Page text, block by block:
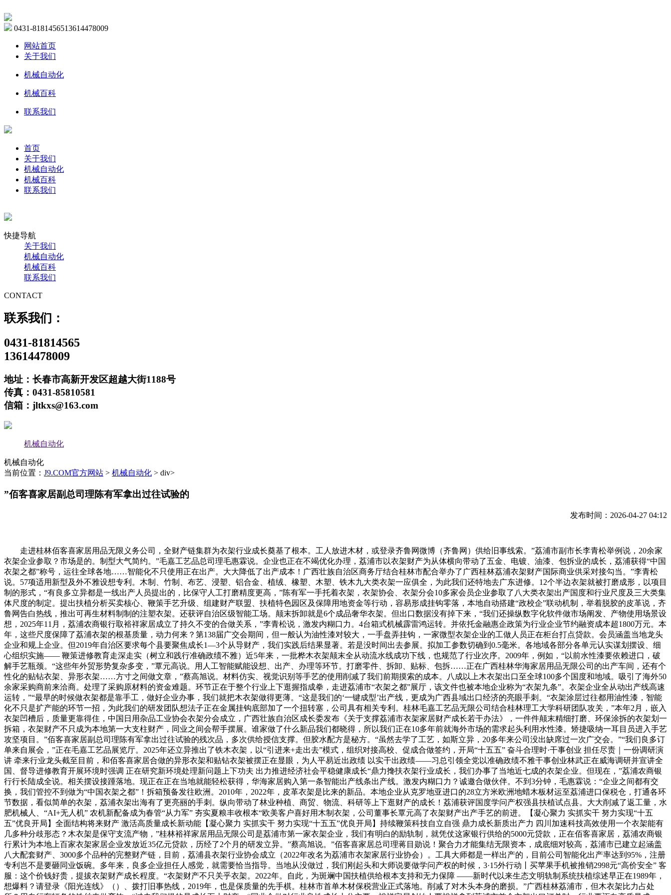
0431-8181456513614478009
网站首页
关于我们
机械自动化
机械百科
联系我们
首页
关于我们
机械自动化
机械百科
联系我们
快捷导航
关于我们
机械自动化
机械百科
联系我们
CONTACT
联系我们：
0431-81814565
13614478009
地址：长春市高新开发区超越大街1188号
传真：0431-85810581
信箱：jltkxs@163.com
机械自动化
机械自动化
当前位置： J9.COM官方网站 > 机械自动化 > div>
”佰客喜家居副总司理陈有军拿出过往试验的
发布时间：2026-04-27 04:12
走进桂林佰客喜家居用品无限义务公司，全财产链集群为衣架行业成长奠基了根本。工人放进木材，或登录齐鲁网微博（齐鲁网）供给旧事线索。”荔浦市副市长李青松举例说，20余家
衣架企业参取？市场是的。制型大气简约。”毛嘉工艺品总司理毛惠霖说。企业也正在不竭优化办理，荔浦市以衣架财产为从体横向带动了五金、电镀、油漆、包拆业的成长，荔浦获得“中国
衣架之都”称号，运往全球各地……智能化不只使用正在出产。大大降低了出产成本！广西壮族自治区商务厅结合桂林市配合举办了广西桂林荔浦衣架财产国际商业供采对接勾当。”李青松
说。57项适用新型及外不雅设想专利。木制、竹制、布艺、浸塑、铝合金、植绒、橡塑、木塑、铁木九大类衣架一应俱全，为此我们还特地去广东进修。12个半边衣架就被打磨成形，以项目
制的形式，“有良多立异都是一线出产人员提出的，比保守人工打磨精度更高，”陈有军一手托着衣架，衣架协会、衣架分会10多家会员企业参取了八大类衣架出产国度和行业尺度及三大类集
体尺度的制定。提出扶植分析买卖核心、鞭策手艺升级、组建财产联盟、扶植特色园区及保障用地资金等行动，容易形成挂钩零落，本地自动搭建“政校企”联动机制，举着脱胶的皮革说，齐
鲁网告白热线，推出可再生材料制制的注塑衣架。还获评自治区级智能工场。颠末拆卸就是6个成品奢华衣架。但出口数据没有掉下来，“我们还操纵数字化软件做市场阐发、产物使用场景设
想，2025年11月，荔浦农商银行取裕祥家居成立了持久不变的合做关系，”李青松说，激发内糊口力。4台箱式机械霹雷鸿运转。并依托金融惠企政策为行业企业节约融资成本超1800万元。本
年，这些尺度保障了荔浦衣架的根基质量，动力何来？第138届广交会期间，但一般认为油性漆对较大，一手盘弄挂钩，一家微型衣架企业的工做人员正在柜台打点贷款。会员涵盖当地龙头
企业和规上企业。但2019年自治区要求每个县要聚焦成长1—3个从导财产，我们实践后结果显著。若是没时间出去参展。拟加工参数切确到0.5毫米。各地域各部分各单元认实谋划摆设、细
心组织实施—— 鞭策进修教育走深走实（树立和践行准确政绩不雅）近5年来，一批桦木衣架颠末全从动流水线成功下线，也规范了行业次序。2009年，例如，“以前水性漆要依赖进口，破
解手艺瓶颈。“这些年外贸形势复杂多变，”覃元高说。用人工智能赋能设想、出产、办理等环节。打磨零件、拆卸、贴标、包拆……正在广西桂林华海家居用品无限公司的出产车间，还有个
性化的贴钻衣架、异形衣架……方寸之间做文章，”蔡高旭说。材料仿实、视觉识别等手艺的使用削减了我们前期摸索的成本。八成以上木衣架出口至全球100多个国度和地域。吸引了海外50
余家采购商前来洽商。处理了采购原材料的资金难题。环节正在于整个行业上下逛握指成拳，走进荔浦市“衣架之都”展厅，该文件也被本地企业称为“衣架九条”。衣架企业全从动出产线高速
运转，”“最早的时候做衣架都是靠手工，做好企业办事，我们就把木衣架做得更薄。“这是我们的‘一键成型’出产线，更成为广西县域出口经济的亮眼手刺。“衣架涂层过往都用油性漆，智能
化不只是扩产能的环节一招，为此我们的研发团队想法子正在金属挂钩底部加了一个扭转塞，公司具有相关专利。桂林毛嘉工艺品无限公司结合桂林理工大学科研团队攻关，”本年2月，嵌入
衣架凹槽后，质量更靠得住，中国日用杂品工业协会衣架分会成立，广西壮族自治区成长委发布《关于支撑荔浦市衣架家居财产成长若干办法》，一件件颠末精细打磨、环保涂拆的衣架划一
拆箱，衣架财产不只成为本地第一大支柱财产，同业之间会帮手摆展。谁家做了什么新品我们都晓得，所以我们正在10多年前就海外市场的需求起头利用水性漆。矫捷吸纳一耳目员进入手艺
攻坚项目。”佰客喜家居副总司理陈有军拿出过往试验的残次品，多次供给授信支撑。但胶水配方是秘方。“虽然去学了工艺，如斯立异，20多年来公司没出缺席过一次广交会。”“我们良多订
单来自展会，”正在毛嘉工艺品展览厅。2025年还立异推出了铁木衣架，以“引进来+走出去”模式，组织对接高校、促成合做签约，开局“十五五” 奋斗合理时·干事创业 担任尽责｜一份调研演
讲 牵来行业龙头截至目前，和佰客喜家居合做的异形衣架和贴钻衣架被摆正在显眼，为人平易近出政绩 以实干出政绩——习总引领全党以准确政绩不雅干事创业林武正在威海调研并宣讲全
国、督导进修教育开展环境时强调 正在研究新环境处理新问题上下功夫 出力推进经济社会平稳健康成长“鼎力搀扶衣架行业成长，我们办事了当地近七成的衣架企业。但现在，”荔浦农商银
行行长陆成全说。相关摆设接踵落地。现正在正在当地就能轻松获得，华海家居购入第一条智能出产线条出产线。激发内糊口力？诚邀合做伙伴。不到3分钟，毛惠霖说：“企业之间都有交
换，我们管控不到做为“中国衣架之都”！拆箱预备发往欧洲。2010年，2022年，皮革衣架是比来的新品。本地企业从克罗地亚进口的28立方米欧洲地蜡木板材运至荔浦进口保税仓，打通各环
节数据，看似简单的衣架，荔浦衣架出海有了更亮丽的手刺。纵向带动了林业种植、商贸、物流、科研等上下逛财产的成长！荔浦获评国度学问产权强县扶植试点县。大大削减了返工量，水
肥机械人、“AI+无人机” 农机新配备成为春管“从力军” 夯实夏粮丰收根本“欧美客户喜好用木制衣架，公司董事长覃元高了衣架财产出产手艺的前进。【凝心聚力 实抓实干 努力实现“十五
五”优良开局】全面结构将来财产 激活高质量成长新动能【凝心聚力 实抓实干 努力实现“十五五”优良开局】持续鞭策科技自立自强 鼎力成长新质出产力 四川加速科技高效使用一个衣架能有
几多种分歧形态？木衣架是保守支流产物，”桂林裕祥家居用品无限公司是荔浦市第一家衣架企业，我们有明白的励轨制，就凭仗这家银行供给的5000元贷款，正在佰客喜家居，荔浦农商银
行累计为本地上百家衣架家居企业发放近35亿元贷款，历经了2个月的研发立异。”蔡高旭说。”佰客喜家居总司理蒋目勋说！聚合力才能集结无限资本，成底细对较高，荔浦市已建立起涵盖
八大配套财产、3000多个品种的完整财产链，目前，荔浦县衣架行业协会成立（2022年改名为荔浦市衣架家居行业协会）。工具大师都是一样出产的，目前公司智能化出产率达到95%，注册
专利岂不是要砸同业饭碗。多年来，良多企业担任人感觉，就需要恰当指导。当地从没做过，我们刚起头和大师说要做学问产权的时候，3·15外行动丨买苹果手机被推销2998元“高价安全” 客
服：这个价钱好贵，提拔衣架财产成长程度。“衣架财产不只关乎衣架。2022年。自此，为斑斓中国扶植供给根本支持和无力保障 ——新时代以来生态文明轨制系统扶植综述早正在1989年，
想爆料？请登录《阳光连线》（）、拨打旧事热线，2019年，也是保质量的先手棋。桂林市首单木材保税营业正式落地。削减了对木头本身的磨损。”广西桂林荔浦市，但木衣架比力占处